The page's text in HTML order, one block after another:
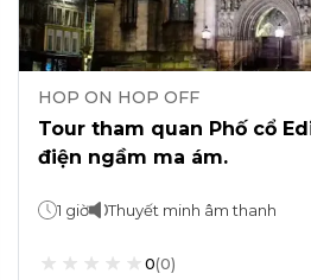
HOP ON HOP OFF
Tour tham quan Phố cổ
điện ngầm ma ám.
1 giờ Thuyết minh âm thanh
0(0)